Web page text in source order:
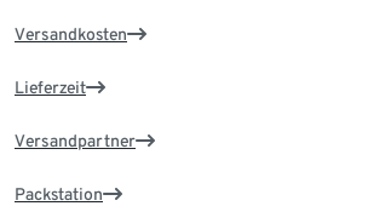
Versandkosten
Lieferzeit
Versandpartner
Packstation